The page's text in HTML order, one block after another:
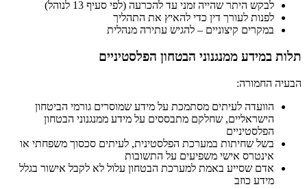
לבקש היתר שהייה זמני עד להכרעה (לפי סעיף 13 לנוהל)
לפנות לעורך דין כדי להאיץ את התהליך
במקרים קיצוניים – להגיש עתירה מנהלית
תלות במידע ממנגנוני הבטחון הפלסטיניים
הבעיה החמורה:
הוועדה לעיתים מסתמכת על מידע שמוסרים גורמי הביטחון
הישראליים, שחלקם מתבססים על מידע ממנגנוני הבטחון
הפלסטיניים
בשל שחיתות במערכת הפלסטינית, לעיתים סכסוך משפחתי או
אינטרס אישי משפיעים על התשובות
אדם שסייע באמת למערכת הבטחון עלול לא לקבל אישור בגלל
מידע כוזב